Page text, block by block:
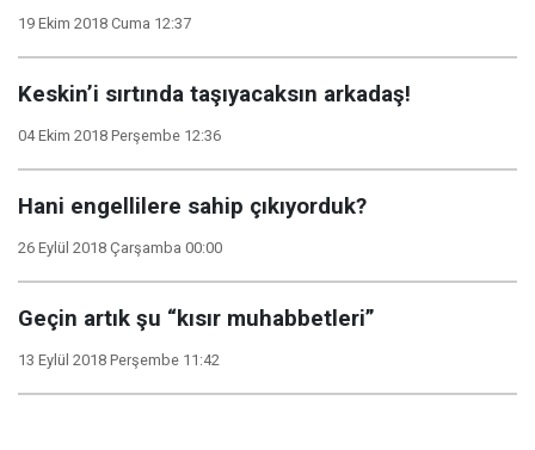
19 Ekim 2018 Cuma 12:37
Keskin’i sırtında taşıyacaksın arkadaş!
04 Ekim 2018 Perşembe 12:36
Hani engellilere sahip çıkıyorduk?
26 Eylül 2018 Çarşamba 00:00
Geçin artık şu “kısır muhabbetleri”
13 Eylül 2018 Perşembe 11:42